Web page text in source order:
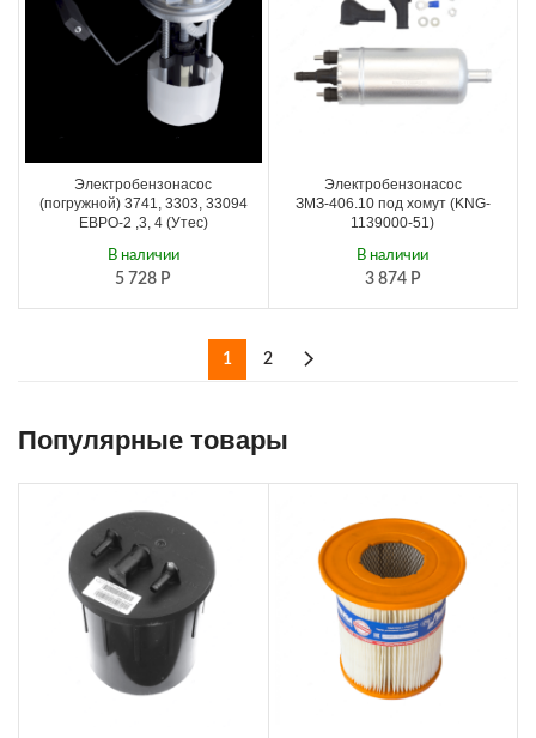
Электробензонасос
(погружной) 3741, 3303, 33094
ЕВРО-2 ,3, 4 (Утес)
5 728 Р
В наличии
Электробензонасос
ЗМЗ-406.10 под хомут (KNG-
1139000-51)
3 874 Р
В наличии
1 2
Популярные товары